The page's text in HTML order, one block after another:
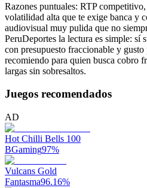
Razones puntuales: RTP
volatilidad alta que te exige banca y
audiovisual muy pulida que no
PeruDeportes la lectura es simple: sí
con presupuesto fraccionable y
recomiendo para quien busca cobro
largas sin sobresaltos.
Juegos recomendados
AD
Hot Chilli Bells 100
BGaming97%
Vulcans Gold
Fantasma96.16%